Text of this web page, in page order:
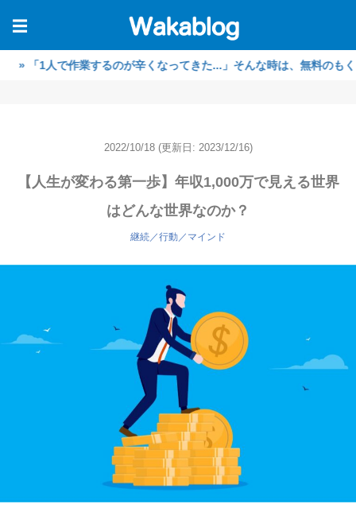
☰
で作業するのが辛くなってきた...」そんな時は、無料のもくもく作
2022/10/18 (更新日: 2023/12/16)
【人生が変わる第一歩】年収1,000万で見える世界
はどんな世界なのか？
継続／行動／マインド